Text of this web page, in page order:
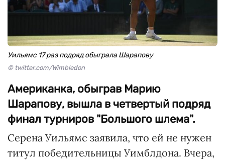
Уильямс 17 раз подряд обыграла Шарапову
© twitter.com/Wimbledon
Американка, обыграв Марию
Шарапову, вышла в четвертый подряд
финал турниров "Большого шлема".
Серена Уильямс заявила, что ей не нужен
титул победительницы Уимблдона. Вчера,